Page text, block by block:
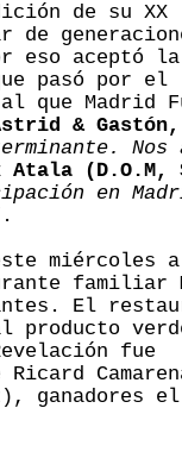
de su XX
eso aceptó la
pasó por el
que Madrid
& Gastón,
Nos
Atala (D.O.M,
en
miércoles a
familiar
El
producto
fue
ganadores el